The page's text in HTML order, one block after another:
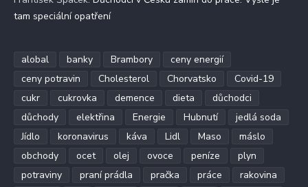
tam speciální opatření
alobal banky Brambory
ceny energií
ceny potravin
Cholesterol Chorvatsko
Covid-19
cukr
cukrovka demence dieta
důchodci
důchody
elektřina Energie Hubnutí
jedlá soda
Jídlo
koronavirus káva Lidl Maso
máslo
obchody
ocet olej ovoce peníze
plyn
potraviny
praní prádla pračka práce
rakovina